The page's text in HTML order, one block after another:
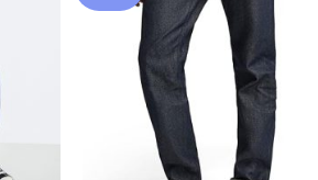
lista
deseos